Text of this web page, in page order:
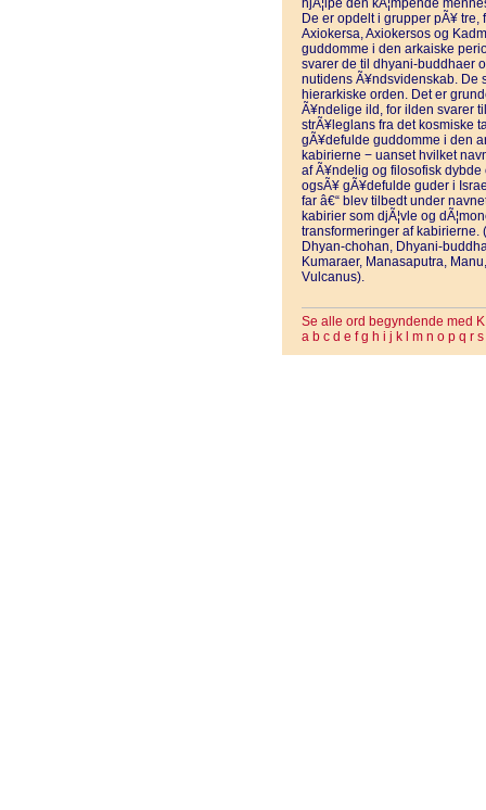
hjÃ¦lpe den kÃ¦mpende
De er opdelt i grupper pÃ¥ tre,
Axiokersa, Axiokersos og
guddomme i den arkaiske
svarer de til dhyani-buddhaer
nutidens Ã¥ndsvidenskab. De
hierarkiske orden. Det er
Ã¥ndelige ild, for ilden svarer
strÃ¥leglans fra det kosmiske
gÃ¥defulde guddomme i den
kabirierne − uanset hvilket
af Ã¥ndelig og filosofisk
ogsÃ¥ gÃ¥defulde guder i
far â€“ blev tilbedt under
kabirier som djÃ¦vle og
transformeringer af kabirierne.
Dhyan-chohan, Dhyani-
Kumaraer, Manasaputra,
Vulcanus).
Se alle ord begyndende med K
a b c d e f g h i j k m n o p q r s